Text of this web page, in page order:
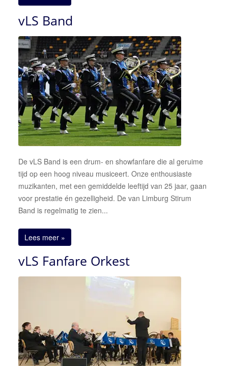
vLS Band
De vLS Band is een drum- en showfanfare die al geruime
tijd op een hoog niveau musiceert. Onze enthousiaste
muzikanten, met een gemiddelde leeftijd van 25 jaar, gaan
voor prestatie én gezelligheid. De van Limburg Stirum
Band is regelmatig te zien...
Lees meer »
vLS Fanfare Orkest